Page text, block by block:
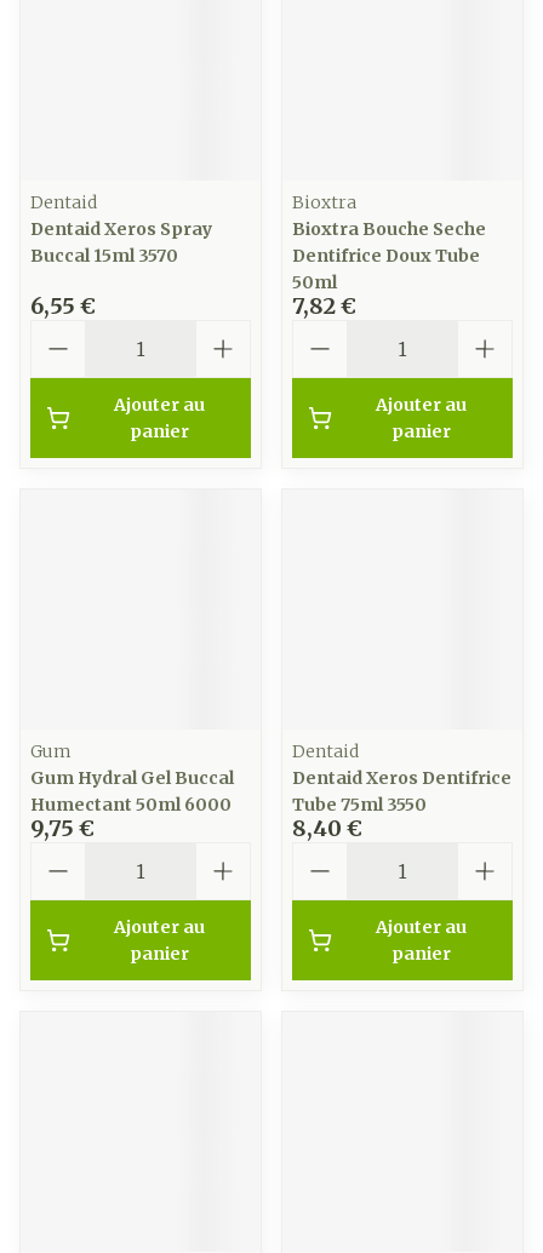
Dentaid
Dentaid Xeros Spray
Buccal 15ml 3570
6,55 €
Ajouter au
panier
Bioxtra
Bioxtra Bouche Seche
Dentifrice Doux Tube
50ml
7,82 €
Ajouter au
panier
Gum
Gum Hydral Gel Buccal
Humectant 50ml 6000
9,75 €
Ajouter au
panier
Dentaid
Dentaid Xeros Dentifrice
Tube 75ml 3550
8,40 €
Ajouter au
panier